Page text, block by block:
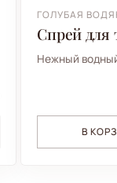
ГОЛУБАЯ
Спрей для
Нежный
В